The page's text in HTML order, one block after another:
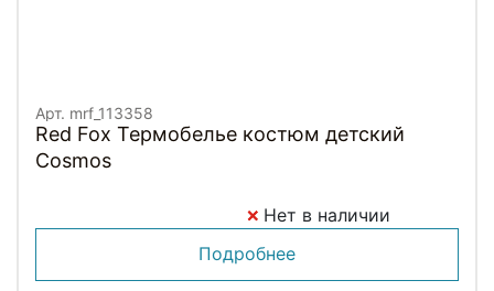
Арт. mrf_113358
Red Fox Термобелье костюм детский
Cosmos
Нет в наличии
Подробнее